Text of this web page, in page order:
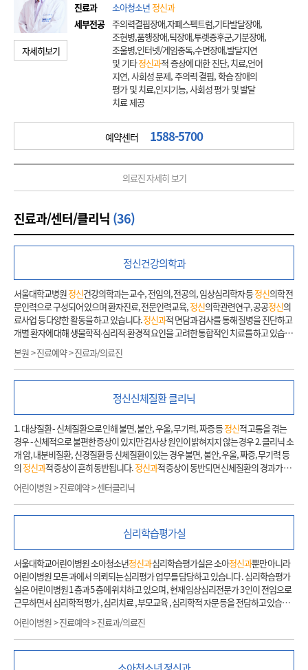
자세히보기
진료과
소아청소년 정신과
세부전공 주의력결핍장애,자폐스펙트럼,기타발달장애,
조현병,품행장애,틱장애,투렛증후군,기분장애,
조울병,인터넷/게임중독,수면장애,발달지연
및 기타정신과적 증상에 대한 진단, 치료,언어
지연, 사회성 문제, 주의력 결핍, 학습 장애의
평가 및 치료,인지기능, 사회성 평가 및 발달
치료 제공
예약센터 1588-5700
의료진 자세히 보기
진료과/센터/클리닉 (36)
정신건강의학과
서울대학교병원정신건강의학과는 교수, 전임의, 전공의, 임상심리학자 등정신의학 전
문인력으로 구성되어 있으며 환자진료, 전문인력교육,정신의학관련연구, 공공정신의
료사업 등 다양한 활동을 하고 있습니다.정신과적 면담과 검사를 통해 질병을 진단하고
개별 환자에 대해 생물학적∙심리적∙환경적 요인을 고려한 통합적인 치료를 하고 있습니
다. 조현병, 양극성장애, 우울장애, 강박장애, 불안장애, 치매 및 노인
체장애, 중독장애, 수면장애 등 세부 질환을 전문적으로 다루는 특수 클리닉을 개설하여
최고의 진료를 제공합니다. 외래진료뿐 아니라 개방병동, 보호병동, 낮병원 등 다양한
형태의 입원치료와 다른 과에서 치료 중인 환자에 대한 협진도 제공하고 있습니다. 서울
학 및 행동과학 교육을 주관하고 있고 전공의 수련을 통하여
유능한 전문인력을 배출하고 있습니다. 다양한정신의학 관련연구를 활발히 하고 있으
며 국제학술대회와 학술지에 우수한 연구결과들을 발표하고 있습니다. 또한 지역사회
정신건강센터, 치매센터, 해바라기센터 등을 운영하면서 공공의료사업에도 적극 참여
하고 있습니다. 더쉼 마인드바디 센터 (The SHIM, SNUH Health In Mind) 서울대학교
병원정신건강의학과 더쉼(the SHIM) 마인드바디 센터는 비약물적 치료 프로그램을 운
영하는 곳입니다. 센터에는정신 건강의학과 전문의, 임상심리사,정신보건 간호사 등 3
0명 이상의정신건강 전문가들이 함께하며, 질환군의 특성 및 환자의 기능 상태를 고려
하여 8개 영역에서 20개 이상의 비약물치료 프로그램을 진행합니다. 각각의 프로그램
들은 근거에 기반하여 전문가들에 의해 진행되고 있으며, 환자 개개인의 특성과 증상을
분석하고 이에 따른 가장 적합한 맞춤 치료 방법과 전략을 고려하여 환자의 증상 완화와
재활을 돕습니다. 더쉼 홈페이지 바로가기
본원 > 진료예약 > 진료과/의료진
정신신체질환 클리닉
1. 대상질환 - 신체질환으로 인해 불면, 불안, 우울, 무기력, 짜증 등정신적 고통을 겪는
경우 - 신체적으로 불편한 증상이 있지만 검사상 원인이 밝혀지지 않는 경우 2. 클리닉 소
개 암, 내분비질환, 신경질환 등 신체질환이 있는 경우 불면, 불안, 우울, 짜증, 무기력 등
의정신과적 증상이 흔히 동반됩니다.정신과적 증상이 동반되면 신체질환의 경과가 불
량해지고 치료도 어렵게 되기 때문에 동반된 우울, 불안 증상의 평가 및 치료가 중요합니
다. 특히 어린이와 청소년의 경우 신체질환으로 인해 이차적인 발달상의 위기에 겪는 경
우가 흔하므로 정서, 심리, 교육 등 통합적인 중재가 필요합니다. 식욕부진, 소화불량, 과
민성대장증상, 통증, 이상 운동 등 신체적으로 불편한 증상이 있지만 검사에서는 이상이
발견되지 않는 경우, 스트레스, 불면, 불안, 긴장, 우울 등과 같은
해당 신체 부위의 기능이 저하되거나 신경이 과민해지면 이와 같은 신체증상들이 나타
날 수 있습니다.정신신체질환 클리닉에서는 신체질환에 동반된 정신과적 증상과 원인
불명의 신체증상에 대한 진단과 치료를 통해 환아의 삶의 질 향상에 기여하고 있습니다.
특히 서울대학교어린이병원에서는 국내 최초로 원내 감성센터(EQ center: Emotion a
nd Quality of Life Center)를 운영하면서 신체질환을 가진 어린이와 청소년, 그 가족에
게 정신적, 심리적, 사회적 문제를 도와주고 있습니다.
어린이병원 > 진료예약 > 센터클리닉
심리학습평가실
서울대학교어린이병원 소아청소년정신과심리학습평가실은 소아정신과뿐만 아니라
어린이병원 모든 과에서 의뢰되는 심리평가 업무를 담당하고 있습니다 . 심리학습평가
실은 어린이병원 1 층과 5 층에 위치하고 있으며 , 현재 임상심리전문가 3 인이 전임으로
근무하면서 심리학적 평가 , 심리치료 , 부모교육 , 심리학적 자문 등을 전담하고 있습니
다 . 심리평가는 아동과 부모ㅕ 대상으로 면접을 실시한 후 행동평가 , 심리검사 등 다양
한 도구 및 방법을 활용하여 아동의 행동 특성 , 사고 및 인지 능력 , 정서 상태 , 성격 특성 ,
대인관계 능력 및 전반적인 적응 능력을 평가합니다 . 아동의 심리적 특성과정신병리 및
신경심리학적인 발달 수준을 평가함으로써 임상적 진단의 명료화 , 적절한 치료방법 선
어린이병원 > 진료예약 > 진료과/의료진